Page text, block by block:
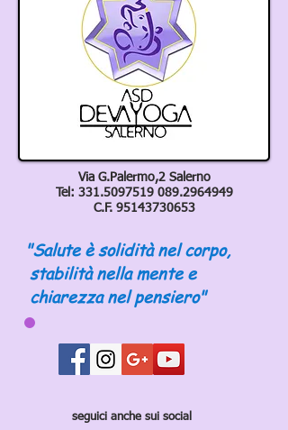
Via G.Palermo,2 Salerno
Tel: 331.5097519 089.2964949
C.F. 95143730653
"Salute è solidità nel corpo,
stabilità nella mente e
chiarezza nel pensiero"
seguici anche sui social